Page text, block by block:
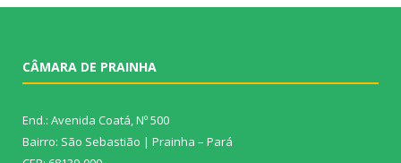
CÂMARA DE PRAINHA
End.: Avenida Coatá, Nº 500
Bairro: São Sebastião | Prainha – Pará